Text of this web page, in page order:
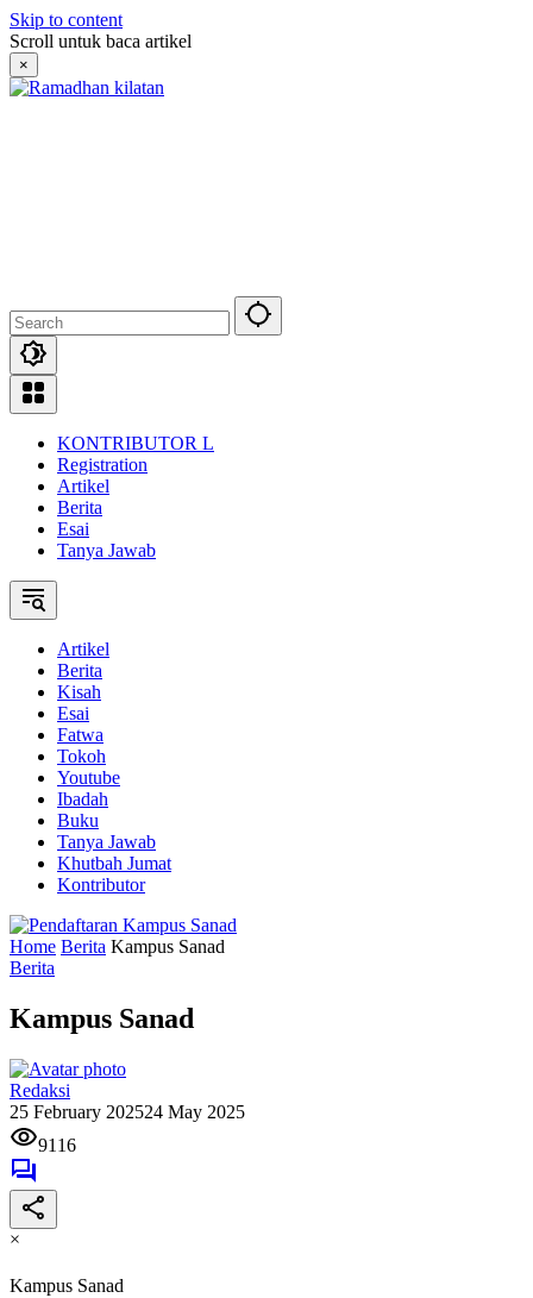
Skip to content
Scroll untuk baca artikel
×
KONTRIBUTOR L
Registration
Artikel
Berita
Esai
Tanya Jawab
Artikel
Berita
Kisah
Esai
Fatwa
Tokoh
Youtube
Ibadah
Buku
Tanya Jawab
Khutbah Jumat
Kontributor
Home Berita Kampus Sanad
Berita
Kampus Sanad
Redaksi
25 February 202524 May 2025
9116
×
Kampus Sanad